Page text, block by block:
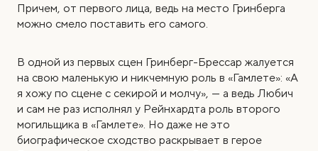
Причем, от первого лица, ведь на место Гринберга
можно смело поставить его самого.
В одной из первых сцен Гринберг-Брессар жалуется
на свою маленькую и никчемную роль в «Гамлете»: «А
я хожу по сцене с секирой и молчу», — а ведь Любич
и сам не раз исполнял у Рейнхардта роль второго
могильщика в «Гамлете». Но даже не это
биографическое сходство раскрывает в герое